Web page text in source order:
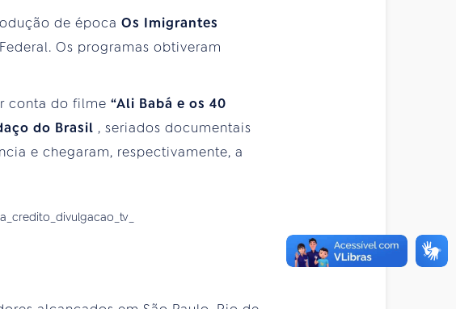
de época Os Imigrantes
Os programas obtiveram
conta do filme “Ali Babá e os 40
do Brasil , seriados documentais
e chegaram, respectivamente, a